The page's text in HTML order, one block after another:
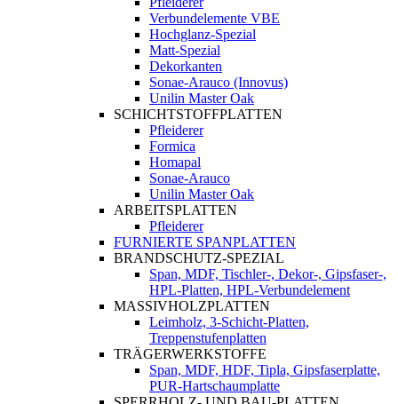
Verbundelemente VBE
Hochglanz-Spezial
Matt-Spezial
Dekorkanten
Sonae-Arauco (Innovus)
Unilin Master Oak
SCHICHTSTOFFPLATTEN
Pfleiderer
Formica
Homapal
Sonae-Arauco
Unilin Master Oak
ARBEITSPLATTEN
Pfleiderer
FURNIERTE SPANPLATTEN
BRANDSCHUTZ-SPEZIAL
Span, MDF, Tischler-, Dekor-, Gipsfaser-,
HPL-Platten, HPL-Verbundelement
MASSIVHOLZPLATTEN
Leimholz, 3-Schicht-Platten,
Treppenstufenplatten
TRÄGERWERKSTOFFE
Span, MDF, HDF, Tipla, Gipsfaserplatte,
PUR-Hartschaumplatte